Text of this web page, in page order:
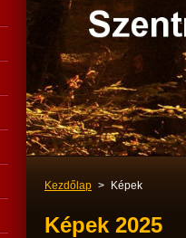
Kezdőlap > Képek
Képek 2025